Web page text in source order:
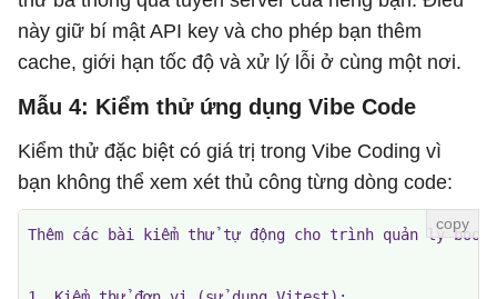
này giữ bí mật API key và cho phép bạn thêm
cache, giới hạn tốc độ và xử lý lỗi ở cùng một nơi.
Mẫu 4: Kiểm thử ứng dụng Vibe Code
Kiểm thử đặc biệt có giá trị trong Vibe Coding vì
bạn không thể xem xét thủ công từng dòng code:
Thêm các bài kiểm thử tự động cho trình quản lý